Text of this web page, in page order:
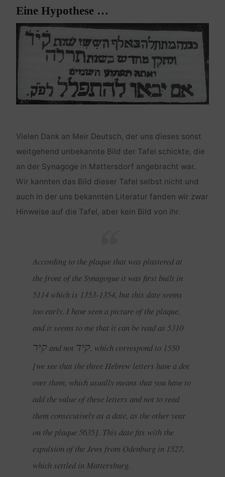
Eine Hypothese …
Vielen Dank an Meir Deutsch, der uns dieses sonst
weitgehend unbekannte Bild der Tafel schickte, die
an der Synagoge in Mattersdorf angebracht war.
Wir kannten das Bild dieser Tafel selbst nicht und
auch in der uns bekannten Literatur fanden wir zwar
Hinweise auf die Tafel, aber kein Bild von ihr.
According to the plaque that was plastered at
the front of the Synagogue it was first built in
5114 which is 1353-1354, but this date seems
too early. I have seen a picture of the plaque,
and it seems to me that it can be read as 5310
קיר and not קיד, which correspond to 1550
[we see that the three Hebrew letters have a dot
over them, which usually means that you have to
add the value of these letters and not to read
them consecutively as a date, as the other year
on the plaque 5635]. This date fits with the
expulsion of the Jews from Odenburg in 1527,
which settled in Mattersburg.